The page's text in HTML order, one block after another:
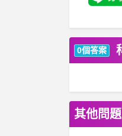
0個答案
其他問題